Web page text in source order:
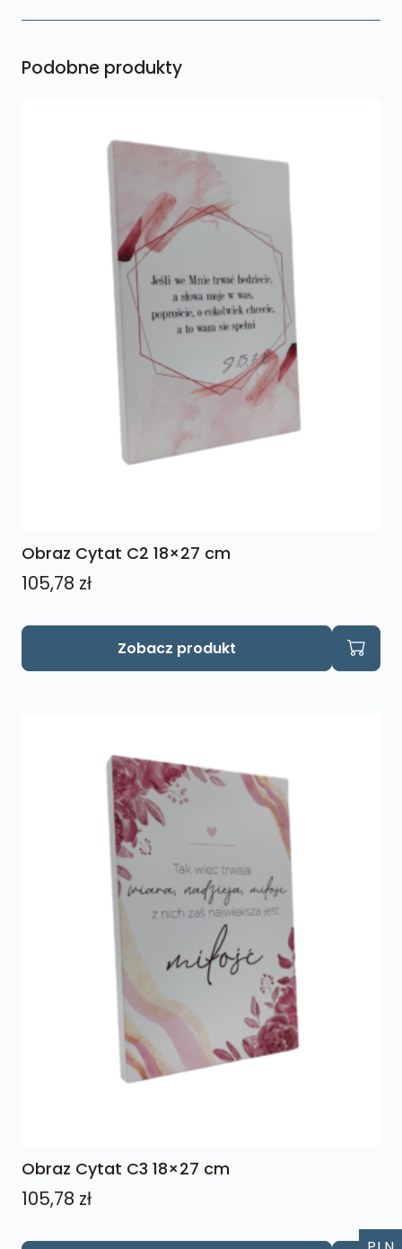
Podobne produkty
Obraz Cytat C2 18×27 cm
105,78 zł
Zobacz produkt
Obraz Cytat C3 18×27 cm
105,78 zł